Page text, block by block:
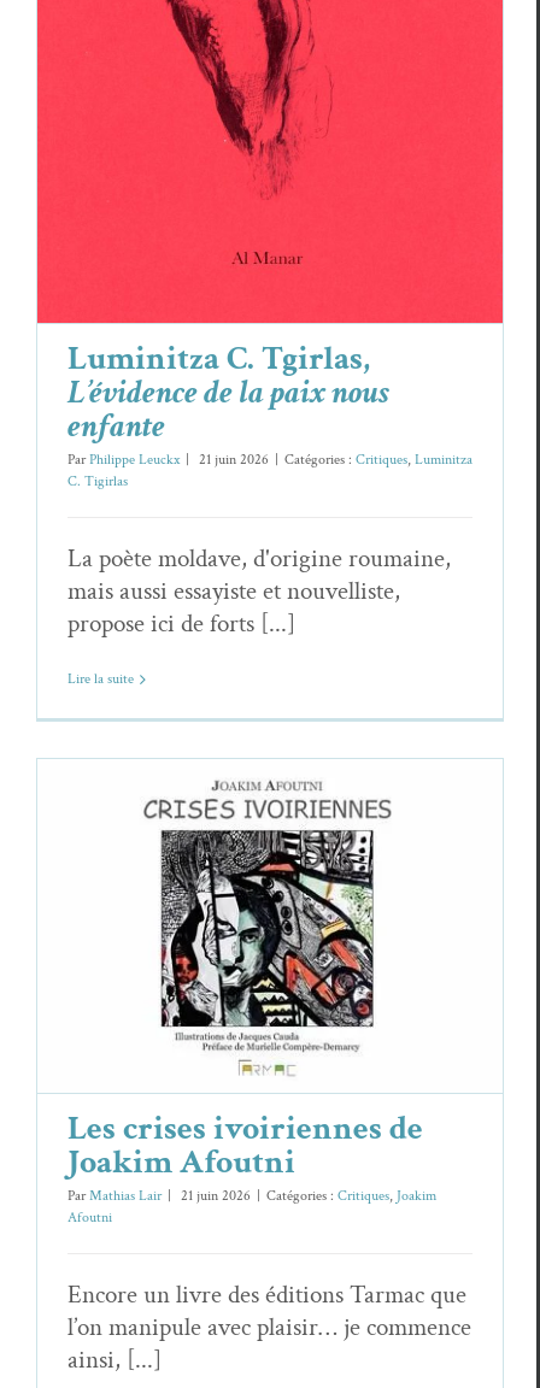
nous enfante
Critiques Luminitza C. Tigirlas
Luminitza C. Tgirlas,
L’évidence de la paix nous
enfante
ParPhilippe Leuckx 21 juin 2026 Catégories : Critiques, Luminitza
C. Tigirlas
La poète moldave, d'origine roumaine,
mais aussi essayiste et nouvelliste,
propose ici de forts [...]
Lire la suite
Les crises ivoiriennes de Joakim
Afoutni
Critiques Joakim Afoutni
Les crises ivoiriennes de
Joakim Afoutni
ParMathias Lair 21 juin 2026 Catégories : Critiques, Joakim
Afoutni
Encore un livre des éditions Tarmac que
l’on manipule avec plaisir… je commence
ainsi, [...]